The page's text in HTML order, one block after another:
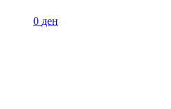
0 ден